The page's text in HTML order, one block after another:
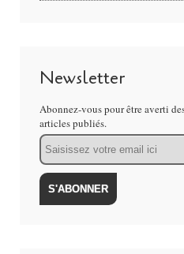
Newsletter
Abonnez-vous pour être averti
articles publiés.
Email